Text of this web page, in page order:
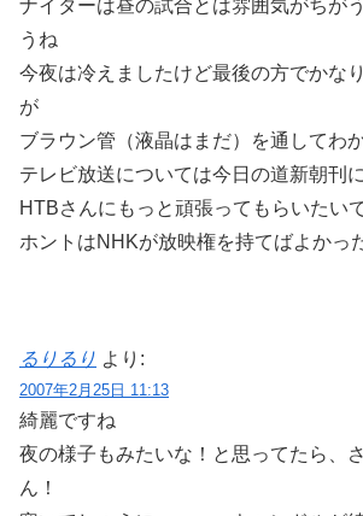
ナイターは昼の試合とは雰囲気がちが
うね
今夜は冷えましたけど最後の方でかな
が
ブラウン管（液晶はまだ）を通してわ
テレビ放送については今日の道新朝刊
HTBさんにもっと頑張ってもらいたい
ホントはNHKが放映権を持てばよかっ
るりるり より:
2007年2月25日 11:13
綺麗ですね
夜の様子もみたいな！と思ってたら、
ん！